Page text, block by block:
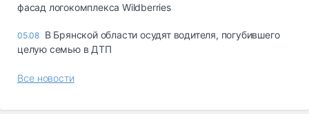
фасад логокомплекса Wildberries
05.08 В Брянской области осудят водителя, погубившего
целую семью в ДТП
Все новости